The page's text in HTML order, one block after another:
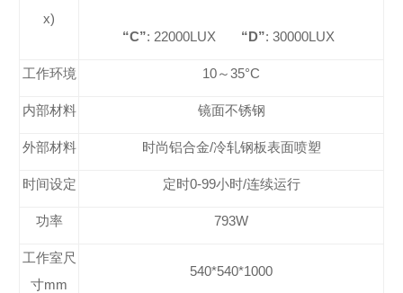
x)
“C”: 22000LUX “D”: 30000LUX
工作环境 10～35°C
内部材料 镜面不锈钢
外部材料 时尚铝合金/冷轧钢板表面喷塑
时间设定 定时0-99小时/连续运行
功率 793W
工作室尺
寸mm
540*540*1000